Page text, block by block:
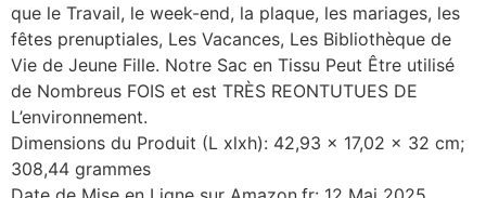
que le Travail, le week-end, la plaque, les mariages, les
fêtes prenuptiales, Les Vacances, Les Bibliothèque de
Vie de Jeune Fille. Notre Sac en Tissu Peut Être utilisé
de Nombreus FOIS et est TRÈS REONTUTUES DE
L’environnement.
Dimensions du Produit (L xlxh): 42,93 x 17,02 x 32 cm;
308,44 grammes